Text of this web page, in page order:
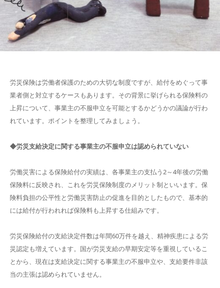
労災保険は労働者保護のための大切な制度ですが、給付をめぐって事
業者側と対立するケースもあります。その背景に挙げられる保険料の
上昇について、事業主の不服申立を可能とするかどうかの議論が行わ
れています。ポイントを整理してみましょう。
◆労災支給決定に関する事業主の不服申立は認められていない
労働災害による保険給付の実績は、各事業主の支払う2～4年後の労働
保険料に反映され、これを労災保険制度のメリット制といいます。保
険料負担の公平性と労働災害防止の促進を目的としたもので、基本的
には給付が行われれば保険料も上昇する仕組みです。
労災保険給付の支給決定件数は年間60万件を越え、精神疾患による労
災認定も増えています。国が労災支給の早期安定等を重視しているこ
とから、現在は支給決定に関する事業主の不服申立や、支給要件非該
当の主張は認められていません。